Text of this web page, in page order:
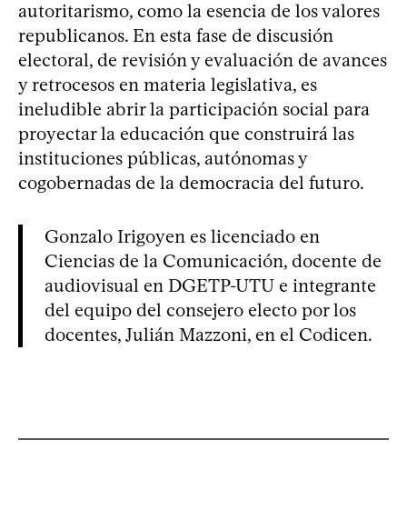
autoritarismo, como la esencia de los valores
republicanos. En esta fase de discusión
electoral, de revisión y evaluación de avances
y retrocesos en materia legislativa, es
ineludible abrir la participación social para
proyectar la educación que construirá las
instituciones públicas, autónomas y
cogobernadas de la democracia del futuro.
Gonzalo Irigoyen es licenciado en
Ciencias de la Comunicación, docente de
audiovisual en DGETP-UTU e integrante
del equipo del consejero electo por los
docentes, Julián Mazzoni, en el Codicen.